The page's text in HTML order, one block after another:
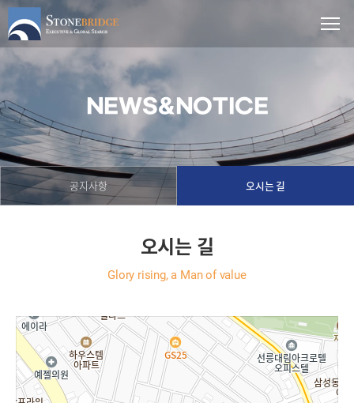
NEWS&NOTICE
공지사항 오시는 길
오시는 길
Glory rising, a Man of value